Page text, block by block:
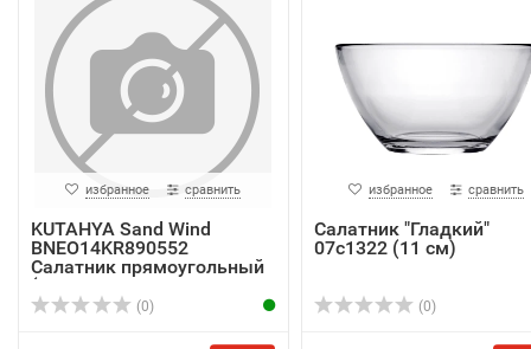
избранное сравнить
KUTAHYA Sand Wind
BNEO14KR890552
Салатник прямоугольный
(...
(0)
избранное сравнить
Салатник "Гладкий"
07с1322 (11 см)
(0)